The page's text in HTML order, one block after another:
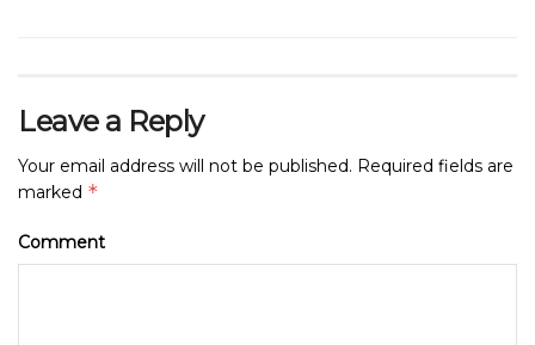
Leave a Reply
Your email address will not be published. Required fields are
marked *
Comment